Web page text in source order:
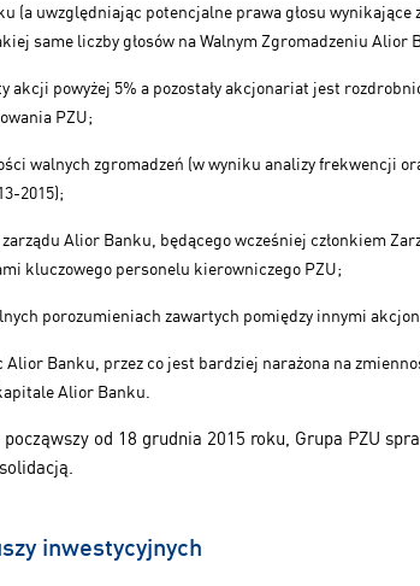
(a uwzględniając potencjalne prawa głosu
same liczby głosów na Walnym Zgromadzeniu Alior
powyżej 5% a pozostały akcjonariat jest
PZU;
walnych zgromadzeń (w wyniku analizy frekwencji
2015);
Alior Banku, będącego wcześniej członkiem
kluczowego personelu kierowniczego PZU;
porozumieniach zawartych pomiędzy innymi
Alior Banku, przez co jest bardziej narażona na
Alior Banku.
od 18 grudnia 2015 roku, Grupa PZU
inwestycyjnych